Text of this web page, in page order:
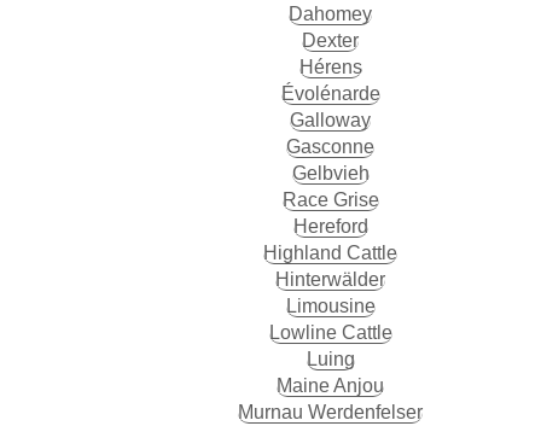
Dahomey
Dexter
Hérens
Évolénarde
Galloway
Gasconne
Gelbvieh
Race Grise
Hereford
Highland Cattle
Hinterwälder
Limousine
Lowline Cattle
Luing
Maine Anjou
Murnau Werdenfelser